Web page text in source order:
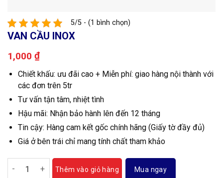
5/5 - (1 bình chọn)
VAN CẦU INOX
1,000 ₫
Chiết khấu: ưu đãi cao + Miễn phí: giao hàng nội thành với
các đơn trên 5tr
Tư vấn tận tâm, nhiệt tình
Hậu mãi: Nhận bảo hành lên đến 12 tháng
Tin cậy: Hàng cam kết gốc chính hãng (Giấy tờ đầy đủ)
Giá ở bên trái chỉ mang tính chất tham khảo
Thêm vào giỏ hàng Mua ngay